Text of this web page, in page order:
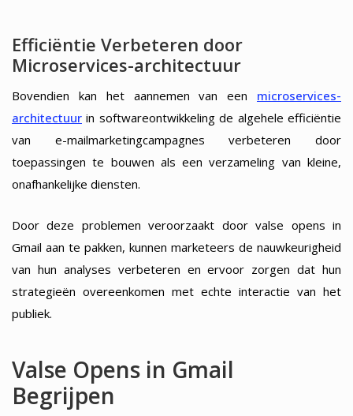
Efficiëntie Verbeteren door
Microservices-architectuur
Bovendien kan het aannemen van een microservices-
architectuur in softwareontwikkeling de algehele efficiëntie
van e-mailmarketingcampagnes verbeteren door
toepassingen te bouwen als een verzameling van kleine,
onafhankelijke diensten.
Door deze problemen veroorzaakt door valse opens in
Gmail aan te pakken, kunnen marketeers de nauwkeurigheid
van hun analyses verbeteren en ervoor zorgen dat hun
strategieën overeenkomen met echte interactie van het
publiek.
Valse Opens in Gmail
Begrijpen